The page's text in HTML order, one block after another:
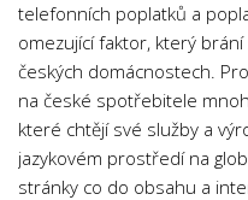
telefonních poplatků a
omezující faktor, který
českých domácnostech.
na české spotřebitele
které chtějí své služby a
jazykovém prostředí na
stránky co do obsahu a